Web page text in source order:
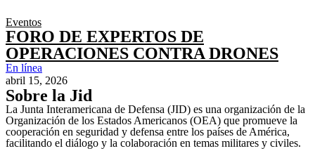
Eventos
FORO DE EXPERTOS DE
OPERACIONES CONTRA DRONES
En línea
abril 15, 2026
Sobre la Jid
La Junta Interamericana de Defensa (JID) es una organización de la
Organización de los Estados Americanos (OEA) que promueve la
cooperación en seguridad y defensa entre los países de América,
facilitando el diálogo y la colaboración en temas militares y civiles.